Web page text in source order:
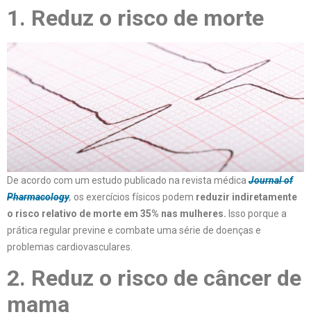
1. Reduz o risco de morte
De acordo com um estudo publicado na revista médica Journal of
Pharmacology, os exercícios físicos podem reduzir indiretamente
o risco relativo de morte em 35% nas mulheres. Isso porque a
prática regular previne e combate uma série de doenças e
problemas cardiovasculares.
2. Reduz o risco de câncer de
mama